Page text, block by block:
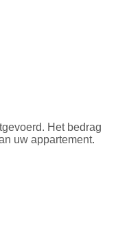
Het bedrag
uw appartement.